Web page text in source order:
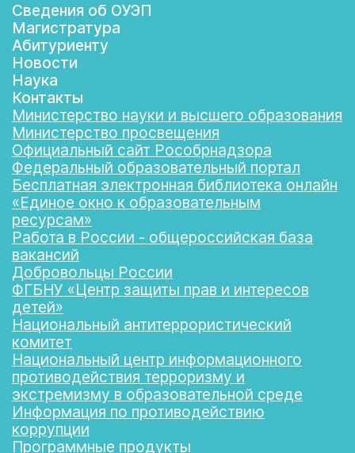
Сведения об ОУЭП
Магистратура
Абитуриенту
Новости
Наука
Контакты
Министерство науки и высшего образования
Министерство просвещения
Официальный сайт Рособрнадзора
Федеральный образовательный портал
Бесплатная электронная библиотека онлайн
«Единое окно к образовательным
ресурсам»
Работа в России - общероссийская база
вакансий
Добровольцы России
ФГБНУ «Центр защиты прав и интересов
детей»
Национальный антитеррористический
комитет
Национальный центр информационного
противодействия терроризму и
экстремизму в образовательной среде
Информация по противодействию
коррупции
Программные продукты